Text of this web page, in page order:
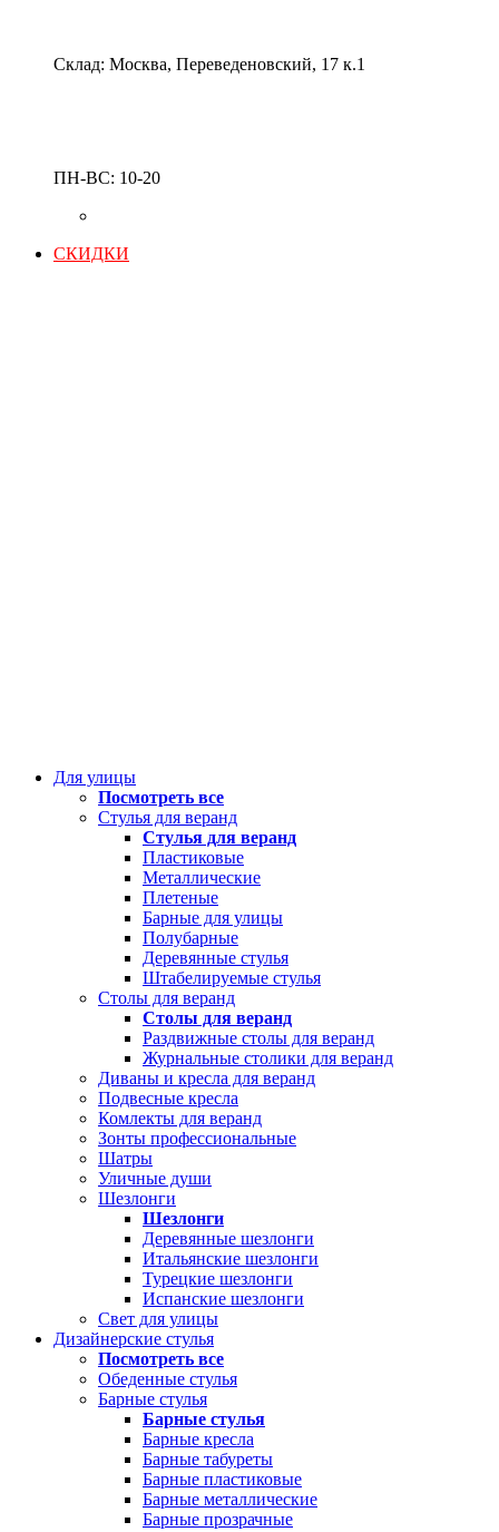
Склад: Москва, Переведеновский, 17 к.1
ПН-ВС: 10-20
СКИДКИ
Для улицы
Посмотреть все
Стулья для веранд
Стулья для веранд
Пластиковые
Металлические
Плетеные
Барные для улицы
Полубарные
Деревянные стулья
Штабелируемые стулья
Столы для веранд
Столы для веранд
Раздвижные столы для веранд
Журнальные столики для веранд
Диваны и кресла для веранд
Подвесные кресла
Комлекты для веранд
Зонты профессиональные
Шатры
Уличные души
Шезлонги
Шезлонги
Деревянные шезлонги
Итальянские шезлонги
Турецкие шезлонги
Испанские шезлонги
Свет для улицы
Дизайнерские стулья
Посмотреть все
Обеденные стулья
Барные стулья
Барные стулья
Барные кресла
Барные табуреты
Барные пластиковые
Барные металлические
Барные прозрачные